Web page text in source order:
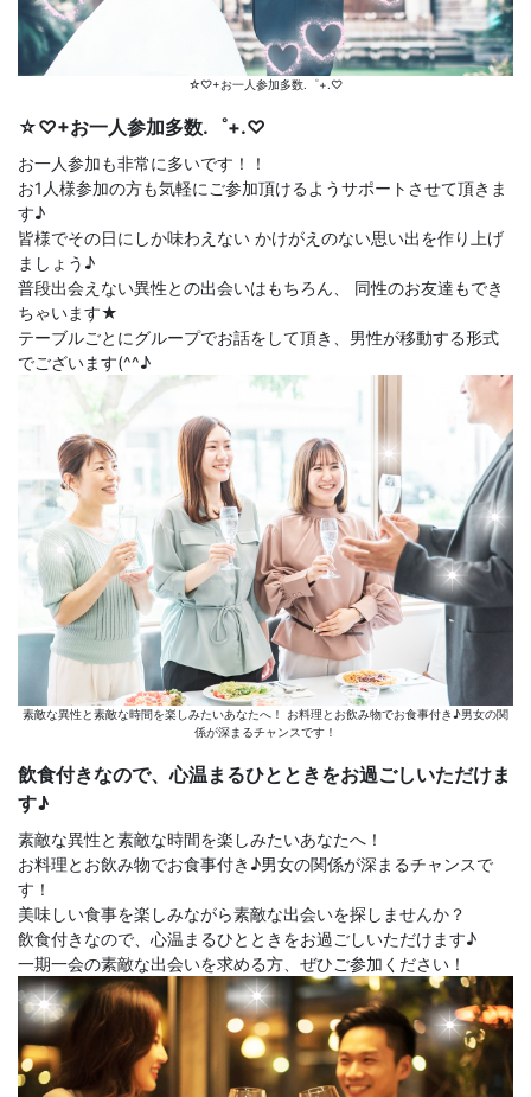
☆♡+お一人参加多数.゜+.♡
☆♡+お一人参加多数.゜+.♡
お一人参加も非常に多いです！！
お1人様参加の方も気軽にご参加頂けるようサポートさせて頂きま
す♪
皆様でその日にしか味わえない かけがえのない思い出を作り上げ
ましょう♪
普段出会えない異性との出会いはもちろん、 同性のお友達もでき
ちゃいます★
テーブルごとにグループでお話をして頂き、男性が移動する形式
でございます(^^♪
素敵な異性と素敵な時間を楽しみたいあなたへ！ お料理とお飲み物でお食事付き♪男女の関
係が深まるチャンスです！
飲食付きなので、心温まるひとときをお過ごしいただけま
す♪
素敵な異性と素敵な時間を楽しみたいあなたへ！
お料理とお飲み物でお食事付き♪男女の関係が深まるチャンスで
す！
美味しい食事を楽しみながら素敵な出会いを探しませんか？
飲食付きなので、心温まるひとときをお過ごしいただけます♪
一期一会の素敵な出会いを求める方、ぜひご参加ください！